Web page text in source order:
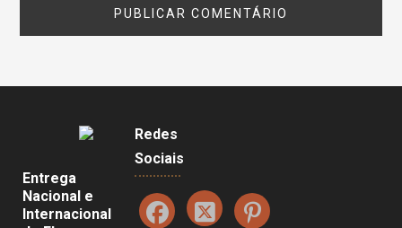
Entrega
Nacional e
Internacional
Redes
Sociais